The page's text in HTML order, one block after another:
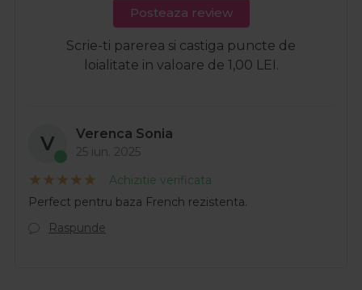
Posteaza review
Scrie-ti parerea si castiga puncte de
loialitate in valoare de 1,00 LEI.
V Verenca Sonia
25 iun. 2025
Achizitie verificata
Perfect pentru baza French rezistenta.
Raspunde